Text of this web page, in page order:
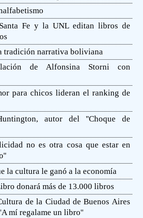
Fe y la UNL editan libros de
tradición narrativa boliviana
de Alfonsina Storni con
para chicos lideran el ranking de
autor del ''Choque de
no es otra cosa que estar en
la cultura le ganó a la economía
donará más de 13.000 libros
de la Ciudad de Buenos Aires
mí regalame un libro''